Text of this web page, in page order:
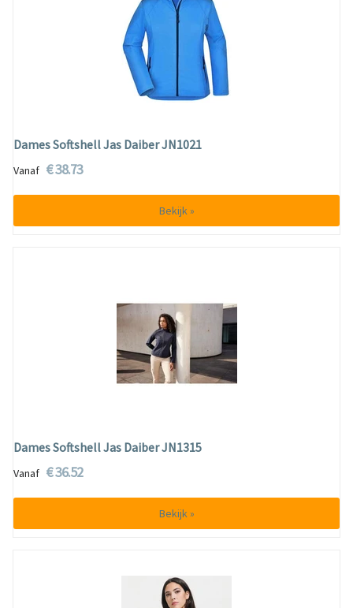
Dames Softshell Jas Daiber JN1021
Vanaf € 38.73
Bekijk »
Dames Softshell Jas Daiber JN1315
Vanaf € 36.52
Bekijk »